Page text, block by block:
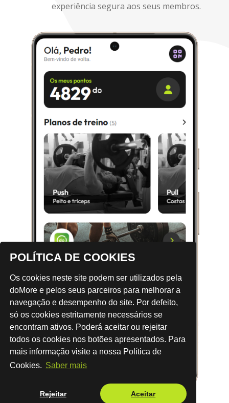
POLÍTICA DE COOKIES
Os cookies neste site podem ser utilizados pela
doMore e pelos seus parceiros para melhorar a
navegação e desempenho do site. Por defeito,
só os cookies estritamente necessários se
encontram ativos. Poderá aceitar ou rejeitar
todos os cookies nos botões apresentados. Para
mais informação visite a nossa Política de
Cookies. Saber mais
Rejeitar Aceitar
experiência segura aos seus membros.